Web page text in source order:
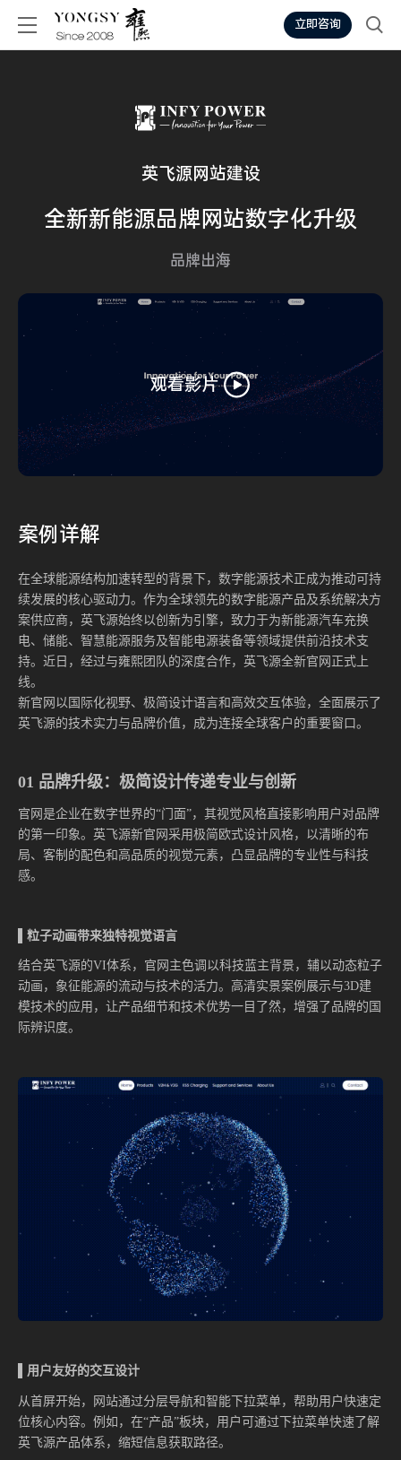
立即咨询
英飞源网站建设
全新新能源品牌网站数字化升级
品牌出海
观看影片
案例详解
在全球能源结构加速转型的背景下，数字能源技术正成为推动可持
续发展的核心驱动力。作为全球领先的数字能源产品及系统解决方
案供应商，英飞源始终以创新为引擎，致力于为新能源汽车充换
电、储能、智慧能源服务及智能电源装备等领域提供前沿技术支
持。近日，经过与雍熙团队的深度合作，英飞源全新官网正式上
线。
新官网以国际化视野、极简设计语言和高效交互体验，全面展示了
英飞源的技术实力与品牌价值，成为连接全球客户的重要窗口。
01 品牌升级：极简设计传递专业与创新
官网是企业在数字世界的“门面”，其视觉风格直接影响用户对品牌
的第一印象。英飞源新官网采用极简欧式设计风格，以清晰的布
局、客制的配色和高品质的视觉元素，凸显品牌的专业性与科技
感。
▌粒子动画带来独特视觉语言
结合英飞源的VI体系，官网主色调以科技蓝主背景，辅以动态粒子
动画，象征能源的流动与技术的活力。高清实景案例展示与3D建
模技术的应用，让产品细节和技术优势一目了然，增强了品牌的国
际辨识度。
▌用户友好的交互设计
从首屏开始，网站通过分层导航和智能下拉菜单，帮助用户快速定
位核心内容。例如，在“产品”板块，用户可通过下拉菜单快速了解
英飞源产品体系，缩短信息获取路径。